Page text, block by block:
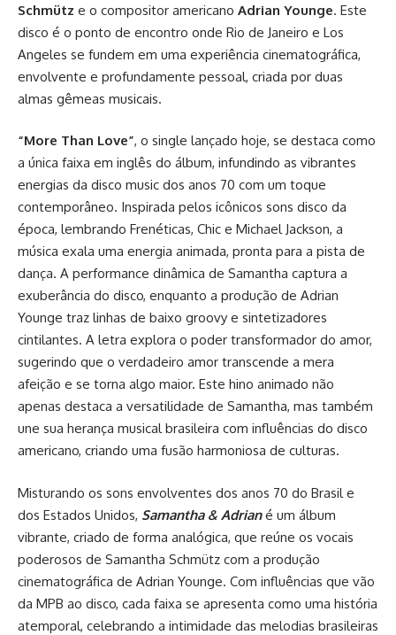
Schmütz e o compositor americano Adrian Younge. Este
disco é o ponto de encontro onde Rio de Janeiro e Los
Angeles se fundem em uma experiência cinematográfica,
envolvente e profundamente pessoal, criada por duas
almas gêmeas musicais.
“More Than Love”, o single lançado hoje, se destaca como
a única faixa em inglês do álbum, infundindo as vibrantes
energias da disco music dos anos 70 com um toque
contemporâneo. Inspirada pelos icônicos sons disco da
época, lembrando Frenéticas, Chic e Michael Jackson, a
música exala uma energia animada, pronta para a pista de
dança. A performance dinâmica de Samantha captura a
exuberância do disco, enquanto a produção de Adrian
Younge traz linhas de baixo groovy e sintetizadores
cintilantes. A letra explora o poder transformador do amor,
sugerindo que o verdadeiro amor transcende a mera
afeição e se torna algo maior. Este hino animado não
apenas destaca a versatilidade de Samantha, mas também
une sua herança musical brasileira com influências do disco
americano, criando uma fusão harmoniosa de culturas.
Misturando os sons envolventes dos anos 70 do Brasil e
dos Estados Unidos, Samantha & Adriané um álbum
vibrante, criado de forma analógica, que reúne os vocais
poderosos de Samantha Schmütz com a produção
cinematográfica de Adrian Younge. Com influências que vão
da MPB ao disco, cada faixa se apresenta como uma história
atemporal, celebrando a intimidade das melodias brasileiras